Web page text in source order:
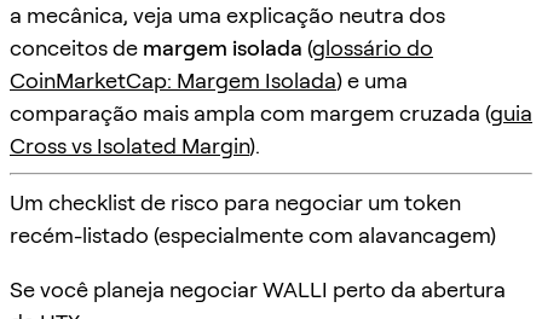
a mecânica, veja uma explicação neutra dos
conceitos de margem isolada (glossário do
CoinMarketCap: Margem Isolada) e uma
comparação mais ampla com margem cruzada (guia
Cross vs Isolated Margin).
Um checklist de risco para negociar um token
recém-listado (especialmente com alavancagem)
Se você planeja negociar WALLI perto da abertura